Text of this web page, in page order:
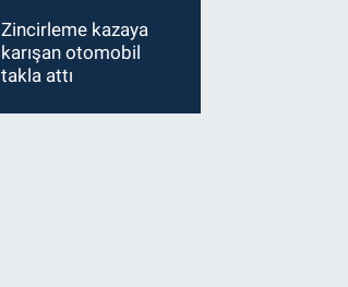
Zincirleme kazaya
karışan otomobil
takla attı